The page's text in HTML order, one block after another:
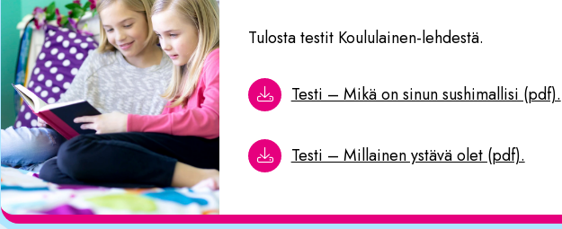
Tulosta testit Koululainen-lehdestä.
Testi – Mikä on sinun sushimallisi (pdf).
Testi – Millainen ystävä olet (pdf).